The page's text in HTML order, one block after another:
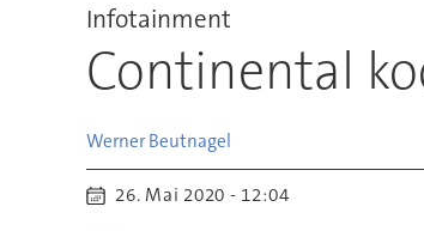
Infotainment
Continental
Werner Beutnagel
26. Mai 2020 - 12:04